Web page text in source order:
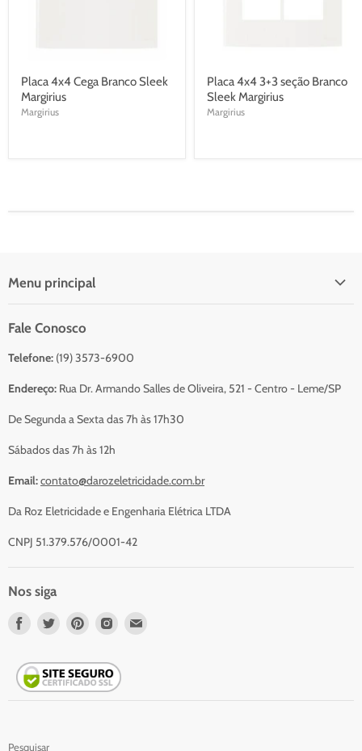
Placa 4x4 Cega Branco Sleek
Margirius
Margirius
Placa 4x4 3+3 seção Branco
Sleek Margirius
Margirius
Menu principal
Catálogo Para Orçamento
Resumo do Orçamento
Sobre Nós
Fale Conosco
Telefone: (19) 3573-6900
Endereço: Rua Dr. Armando Salles de Oliveira, 521 - Centro - Leme/SP
De Segunda a Sexta das 7h às 17h30
Sábados das 7h às 12h
Email:contato@darozeletricidade.com.br
Da Roz Eletricidade e Engenharia Elétrica LTDA
CNPJ 51.379.576/0001-42
Nos siga
Nos
em
Facebook
Nos
em
Twitter
Nos
em
Pinterest
Nos
Instagram
Pesquisar